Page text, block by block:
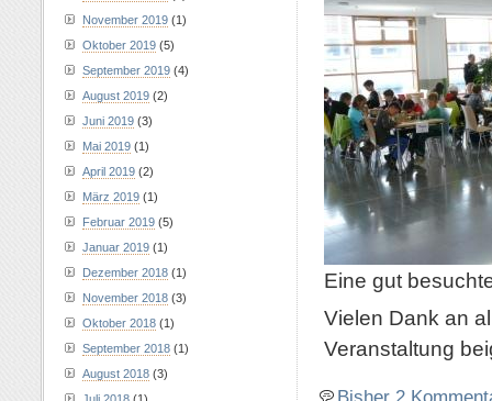
Eine gut
Vielen Dank an
Veranstaltung
Bisher 2
November 2019 (1)
Oktober 2019 (5)
September 2019 (4)
August 2019 (2)
Juni 2019 (3)
Mai 2019 (1)
April 2019 (2)
März 2019 (1)
Februar 2019 (5)
Januar 2019 (1)
Dezember 2018 (1)
November 2018 (3)
Oktober 2018 (1)
September 2018 (1)
August 2018 (3)